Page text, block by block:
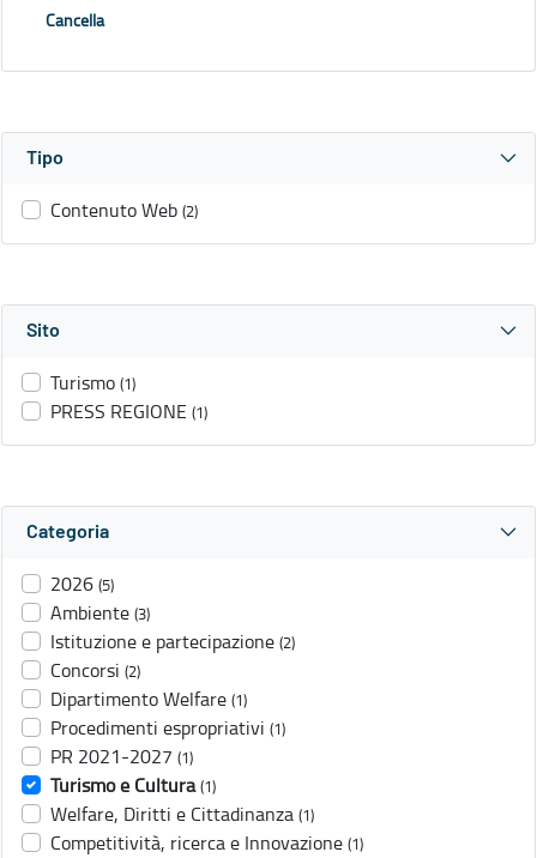
Cancella
Tipo
Contenuto Web (2)
Sito
Turismo (1)
PRESS REGIONE (1)
Categoria
2026 (5)
Ambiente (3)
Istituzione e partecipazione (2)
Concorsi (2)
Dipartimento Welfare (1)
Procedimenti espropriativi (1)
PR 2021-2027 (1)
Turismo e Cultura (1)
Welfare, Diritti e Cittadinanza (1)
Competitività, ricerca e Innovazione (1)